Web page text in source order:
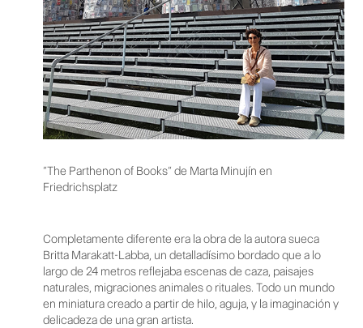
“The Parthenon of Books” de Marta Minujín en
Friedrichsplatz
Completamente diferente era la obra de la autora sueca
Britta Marakatt-Labba, un detalladísimo bordado que a lo
largo de 24 metros reflejaba escenas de caza, paisajes
naturales, migraciones animales o rituales. Todo un mundo
en miniatura creado a partir de hilo, aguja, y la imaginación y
delicadeza de una gran artista.